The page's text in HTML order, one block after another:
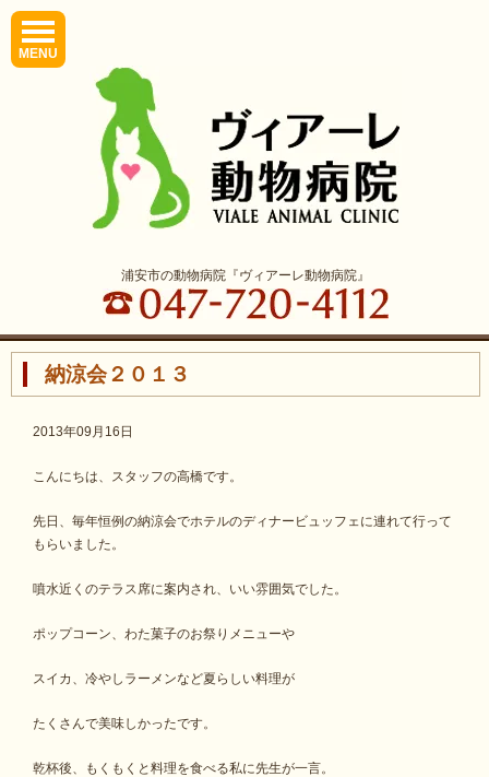
MENU
浦安市の動物病院『ヴィアーレ動物病院』
納涼会２０１３
2013年09月16日
こんにちは、スタッフの高橋です。
先日、毎年恒例の納涼会でホテルのディナービュッフェに連れて行って
もらいました。
噴水近くのテラス席に案内され、いい雰囲気でした。
ポップコーン、わた菓子のお祭りメニューや
スイカ、冷やしラーメンなど夏らしい料理が
たくさんで美味しかったです。
乾杯後、もくもくと料理を食べる私に先生が一言。